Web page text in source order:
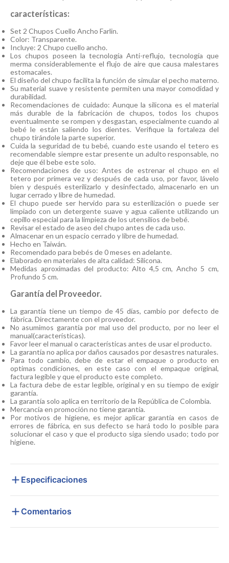
características:
Set 2 Chupos Cuello Ancho Farlin.
Color: Transparente.
Incluye: 2 Chupo cuello ancho.
Los chupos poseen la tecnología Anti-reflujo, tecnología que
merma considerablemente el flujo de aire que causa malestares
estomacales.
El diseño del chupo facilita la función de simular el pecho materno.
Su material suave y resistente permiten una mayor comodidad y
durabilidad.
Recomendaciones de cuidado: Aunque la silicona es el material
más durable de la fabricación de chupos, todos los chupos
eventualmente se rompen y desgastan, especialmente cuando al
bebé le están saliendo los dientes. Verifique la fortaleza del
chupo tirándole la parte superior.
Cuida la seguridad de tu bebé, cuando este usando el tetero es
recomendable siempre estar presente un adulto responsable, no
deje que él bebe este solo.
Recomendaciones de uso: Antes de estrenar el chupo en el
tetero por primera vez y después de cada uso, por favor, lávelo
bien y después esterilizarlo y desinfectado, almacenarlo en un
lugar cerrado y libre de humedad.
El chupo puede ser hervido para su esterilización o puede ser
limpiado con un detergente suave y agua caliente utilizando un
cepillo especial para la limpieza de los utensilios de bebé.
Revisar el estado de aseo del chupo antes de cada uso.
Almacenar en un espacio cerrado y libre de humedad.
Hecho en Taiwán.
Recomendado para bebés de 0 meses en adelante.
Elaborado en materiales de alta calidad: Silicona.
Medidas aproximadas del producto: Alto 4,5 cm, Ancho 5 cm,
Profundo 5 cm.
Garantía del Proveedor.
La garantía tiene un tiempo de 45 días, cambio por defecto de
fábrica. Directamente con el proveedor.
No asumimos garantía por mal uso del producto, por no leer el
manual(características).
Favor leer el manual o características antes de usar el producto.
La garantía no aplica por daños causados por desastres naturales.
Para todo cambio, debe de estar el empaque o producto en
optimas condiciones, en este caso con el empaque original,
factura legible y que el producto este completo.
La factura debe de estar legible, original y en su tiempo de exigir
garantía.
La garantía solo aplica en territorio de la República de Colombia.
Mercancía en promoción no tiene garantía.
Por motivos de higiene, es mejor aplicar garantía en casos de
errores de fábrica, en sus defecto se hará todo lo posible para
solucionar el caso y que el producto siga siendo usado; todo por
higiene.
Especificaciones
Comentarios